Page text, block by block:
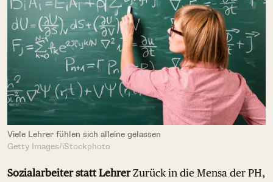
Viele Lehrer fühlen sich alleine gelassen
Getty Images/iStockphoto
Sozialarbeiter statt LehrerZurück in die Mensa der PH,